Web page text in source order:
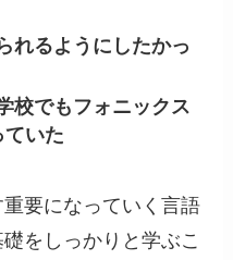
れるようにしたかっ
校でもフォニックス
いた
要になっていく言語
をしっかりと学ぶこ